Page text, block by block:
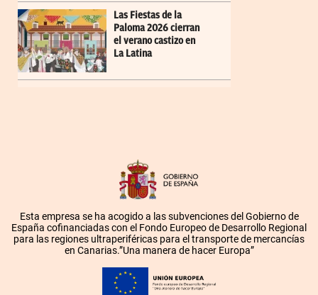
Las Fiestas de la
Paloma 2026 cierran
el verano castizo en
La Latina
Esta empresa se ha acogido a las subvenciones del Gobierno de
España cofinanciadas con el Fondo Europeo de Desarrollo Regional
para las regiones ultraperiféricas para el transporte de mercancías
en Canarias.”Una manera de hacer Europa”